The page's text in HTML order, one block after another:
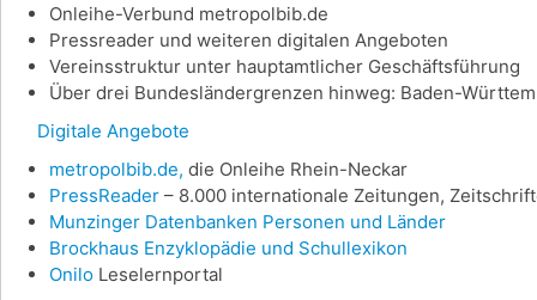
Onleihe-Verbund metropolbib.de
Pressreader und weiteren digitalen Angeboten
Vereinsstruktur unter hauptamtlicher Geschäftsführung
Über drei Bundesländergrenzen hinweg: Baden-
Digitale Angebote
metropolbib.de, die Onleihe Rhein-Neckar
PressReader – 8.000 internationale Zeitungen,
Munzinger Datenbanken Personen und Länder
Brockhaus Enzyklopädie und Schullexikon
Onilo Leselernportal